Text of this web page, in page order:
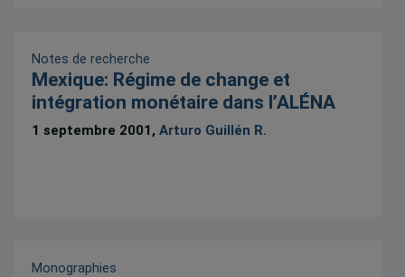
Notes de recherche
Mexique: Régime de change et
intégration monétaire dans l’ALÉNA
1 septembre 2001,Arturo Guillén R.
Monographies